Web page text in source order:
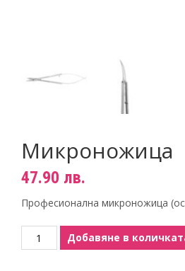
Микроножица
47.90 лв.
Професионална микроножица
количество
за
Добавяне в